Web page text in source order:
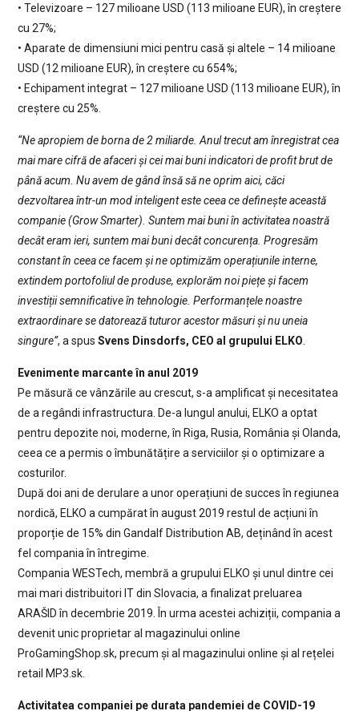
• Televizoare – 127 milioane USD (113 milioane EUR), în creștere
cu 27%;
• Aparate de dimensiuni mici pentru casă și altele – 14 milioane
USD (12 milioane EUR), în creștere cu 654%;
• Echipament integrat – 127 milioane USD (113 milioane EUR), în
creștere cu 25%.
“Ne apropiem de borna de 2 miliarde. Anul trecut am înregistrat cea
mai mare cifră de afaceri și cei mai buni indicatori de profit brut de
până acum. Nu avem de gând însă să ne oprim aici, căci
dezvoltarea într-un mod inteligent este ceea ce definește această
companie (Grow Smarter). Suntem mai buni în activitatea noastră
decât eram ieri, suntem mai buni decât concurența. Progresăm
constant în ceea ce facem și ne optimizăm operațiunile interne,
extindem portofoliul de produse, explorăm noi piețe și facem
investiții semnificative în tehnologie. Performanțele noastre
extraordinare se datorează tuturor acestor măsuri și nu uneia
singure”, a spus Svens Dinsdorfs, CEO al grupului ELKO
Evenimente marcante în anul 2019
Pe măsură ce vânzările au crescut, s-a amplificat și necesitatea
de a regândi infrastructura. De-a lungul anului, ELKO a optat
pentru depozite noi, moderne, în Riga, Rusia, România și Olanda,
ceea ce a permis o îmbunătățire a serviciilor și o optimizare a
costurilor.
După doi ani de derulare a unor operațiuni de succes în regiunea
nordică, ELKO a cumpărat în august 2019 restul de acțiuni în
proporție de 15% din Gandalf Distribution AB, deținând în acest
fel compania în întregime.
Compania WESTech, membră a grupului ELKO și unul dintre cei
mai mari distribuitori IT din Slovacia, a finalizat preluarea
ARAŠID în decembrie 2019. În urma acestei achiziții, compania a
devenit unic proprietar al magazinului online
ProGamingShop.sk, precum și al magazinului online și al rețelei
retail MP3.sk.
Activitatea companiei pe durata pandemiei de COVID-19